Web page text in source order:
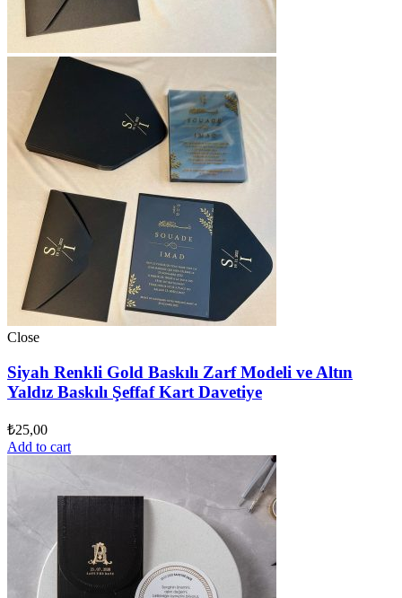
Close
Siyah Renkli Gold Baskılı Zarf Modeli ve Altın
Yaldız Baskılı Şeffaf Kart Davetiye
₺25,00
Add to cart